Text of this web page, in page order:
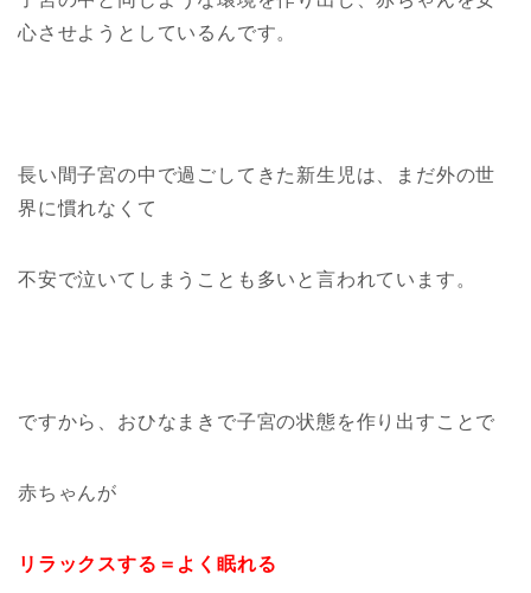
心させよう としているんです。
長い間子宮の中で過ごしてきた新生児は、まだ外の世
界に慣れなくて
不安で泣いてしまうことも多いと言われています。
ですから、おひなまきで子宮の状態を作り出すことで
赤ちゃんが
リラックスする＝よく眠れる